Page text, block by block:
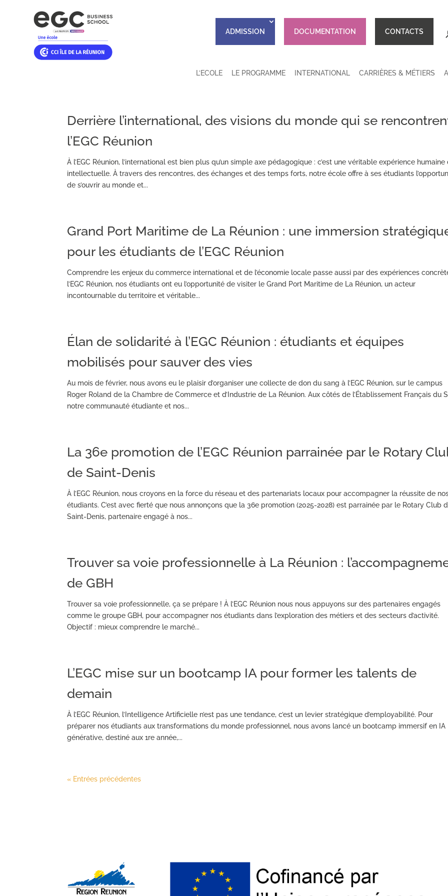
ADMISSION DOCUMENTATION CONTACTS
L’ECOLE LE PROGRAMME INTERNATIONAL CARRIÈRES & MÉTIERS
Derrière l’international, des visions du monde qui se
l’EGC Réunion
À l’EGC Réunion, l’international est bien plus qu’un simple axe pédagogique : c’est une véritable expérience humaine
intellectuelle. À travers des rencontres, des échanges et des temps forts, notre école offre à ses étudiants
de s’ouvrir au monde et...
Grand Port Maritime de La Réunion : une immersion
pour les étudiants de l’EGC Réunion
Comprendre les enjeux du commerce international et de l’économie locale passe aussi par des expériences
l’EGC Réunion, nos étudiants ont eu l’opportunité de visiter le Grand Port Maritime de La Réunion, un acteur
incontournable du territoire et véritable...
Élan de solidarité à l’EGC Réunion : étudiants et équipes
mobilisés pour sauver des vies
Au mois de février, nous avons eu le plaisir d’organiser une collecte de don du sang à l’EGC Réunion, sur le campus
Roger Roland de la Chambre de Commerce et d’Industrie de La Réunion. Aux côtés de l’Établissement Français du
notre communauté étudiante et nos...
La 36e promotion de l’EGC Réunion parrainée par le Rotary
de Saint-Denis
À l’EGC Réunion, nous croyons en la force du réseau et des partenariats locaux pour accompagner la réussite de
étudiants. C’est avec fierté que nous annonçons que la 36e promotion (2025-2028) est parrainée par le Rotary Club
Saint-Denis, partenaire engagé à nos...
Trouver sa voie professionnelle à La Réunion :
de GBH
Trouver sa voie professionnelle, ça se prépare ! À l’EGC Réunion nous nous appuyons sur des partenaires engagés
comme le groupe GBH, pour accompagner nos étudiants dans l’exploration des métiers et des secteurs d’activité.
Objectif : mieux comprendre le marché...
L’EGC mise sur un bootcamp IA pour former les talents de
demain
À l’EGC Réunion, l’Intelligence Artificielle n’est pas une tendance, c’est un levier stratégique d’employabilité. Pour
préparer nos étudiants aux transformations du monde professionnel, nous avons lancé un bootcamp immersif en IA
générative, destiné aux 1re année,...
« Entrées précédentes